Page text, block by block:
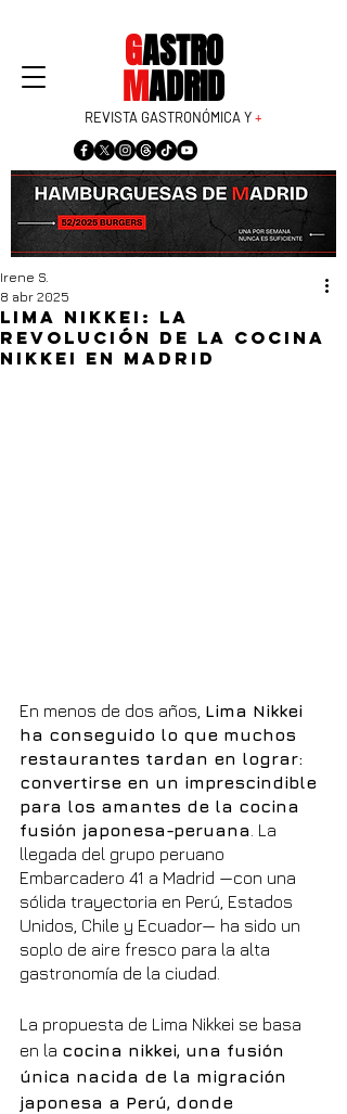
GASTRO
MADRID
REVISTA GASTRONÓMICA Y+
Lima Nikkei: la
revolución de la cocina
nikkei en Madrid
Irene S.
8 abr 2025
En menos de dos años, Lima Nikkei
ha conseguido lo que muchos
restaurantes tardan en lograr:
convertirse en un imprescindible
para los amantes de la cocina
fusión japonesa-peruana . La
llegada del grupo peruano
Embarcadero 41 a Madrid —con una
sólida trayectoria en Perú, Estados
Unidos, Chile y Ecuador— ha sido un
soplo de aire fresco para la alta
gastronomía de la ciudad.
La propuesta de Lima Nikkei se basa
en la cocina nikkei, una fusión
única nacida de la migración
japonesa a Perú, donde